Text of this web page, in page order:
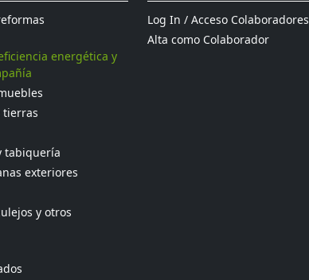
energética y
tierras
tabiquería
exteriores
y otros
Log In / Acceso Colaboradores
Alta como Colaborador